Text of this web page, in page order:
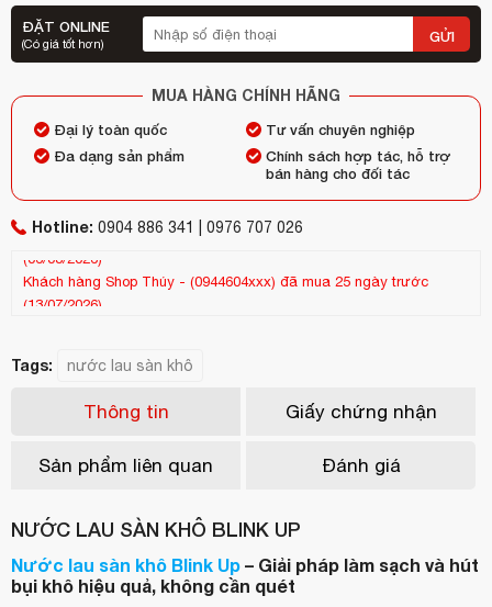
ĐẶT ONLINE
(Có giá tốt hơn) GỬI
MUA HÀNG CHÍNH HÃNG
Đại lý toàn quốc
Tư vấn chuyên nghiệp
Đa dạng sản phẩm
Chính sách hợp tác, hỗ trợ
bán hàng cho đối tác
Hotline: 0904 886 341 | 0976 707 026
Khách hàng
(13/07/2026)
Tags: nước lau sàn khô
Thông tin Giấy chứng nhận
Sản phẩm liên quan Đánh giá
NƯỚC LAU SÀN KHÔ BLINK UP
Nước lau sàn khô Blink Up – Giải pháp làm sạch và hút
bụi khô hiệu quả, không cần quét